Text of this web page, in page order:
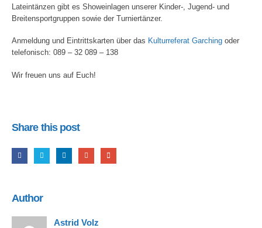
Lateintänzen gibt es Showeinlagen unserer Kinder-, Jugend- und
Breitensportgruppen sowie der Turniertänzer.
Anmeldung und Eintrittskarten über das Kulturreferat Garching oder
telefonisch: 089 – 32 089 – 138
Wir freuen uns auf Euch!
Share this post
Author
Astrid Volz